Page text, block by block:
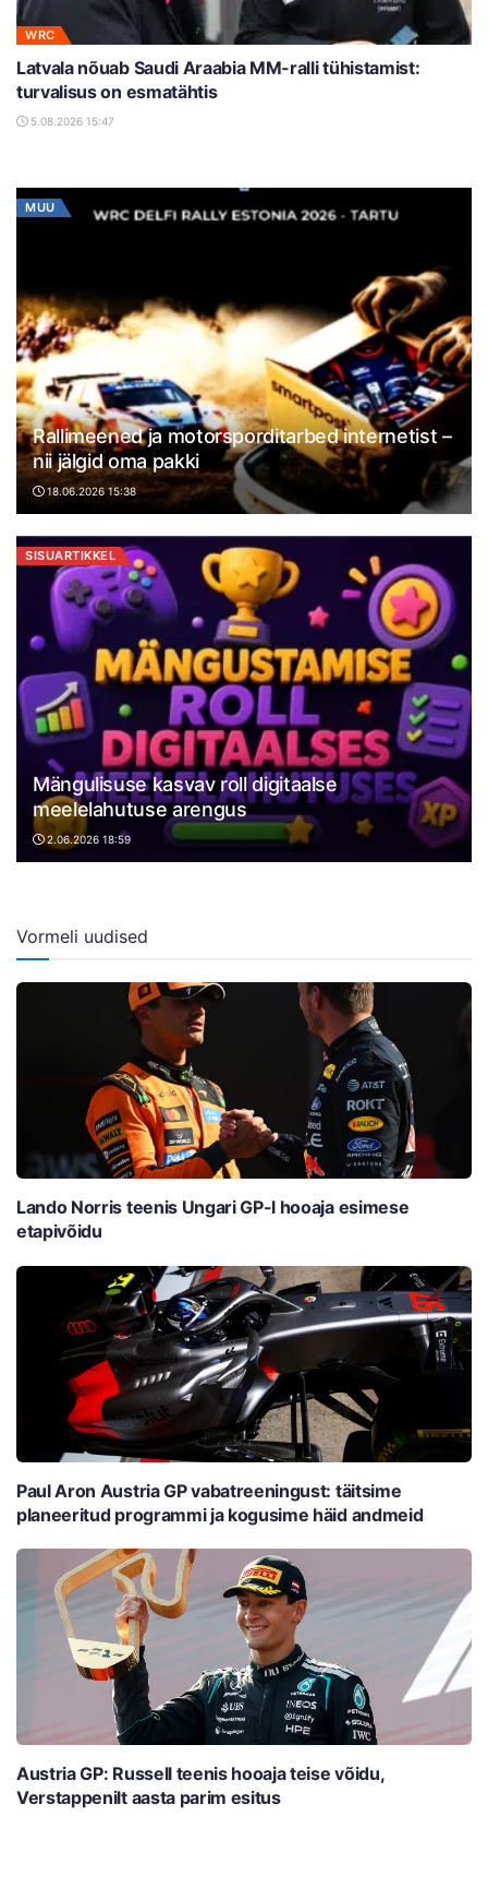
WRC
Latvala nõuab Saudi Araabia MM-ralli tühistamist:
turvalisus on esmatähtis
5.08.2026 15:47
MUU
Rallimeened ja motorsporditarbed internetist –
nii jälgid oma pakki
18.06.2026 15:38
SISUARTIKKEL
Mängulisuse kasvav roll digitaalse
meelelahutuse arengus
2.06.2026 18:59
Vormeli uudised
Lando Norris teenis Ungari GP-l hooaja esimese
etapivõidu
Paul Aron Austria GP vabatreeningust: täitsime
planeeritud programmi ja kogusime häid andmeid
Austria GP: Russell teenis hooaja teise võidu,
Verstappenilt aasta parim esitus